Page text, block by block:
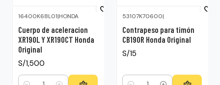
16400K68L01|HONDA
Cuerpo de aceleracion
XR190L Y XR190CT Honda
Original
S/1,500
53107K70600|
Contrapeso para timón
CB190R Honda Original
S/15